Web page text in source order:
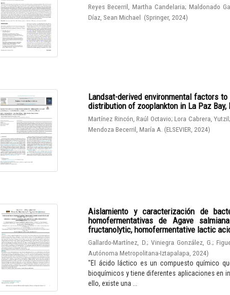
Reyes Becerril, Martha Candelaria; Maldonado
Díaz, Sean Michael (Springer, 2024)
Landsat-derived environmental factors
distribution of zooplankton in La Paz Bay,
Martínez Rincón, Raúl Octavio;Lora Cabrera, Yutzil;
Mendoza Becerril, María A. (ELSEVIER, 2024)
Aislamiento y caracterización de
homofermentativas de Agave
fructanolytic, homofermentative lactic
Gallardo-Martínez, D.; Viniegra González, G. ;
Autónoma Metropolitana-Iztapalapa 2024)
"El ácido láctico es un compuesto químico
bioquímicos y tiene diferentes aplicaciones en
ello, existe una ...